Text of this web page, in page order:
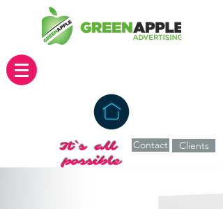
It`s all
possible
Contact Clients